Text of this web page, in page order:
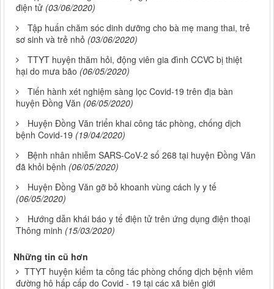
điện tử (03/06/2020)
Tập huấn chăm sóc dinh dưỡng cho bà mẹ mang thai, trẻ
sơ sinh và trẻ nhỏ (03/06/2020)
TTYT huyện thăm hỏi, động viên gia đình CCVC bị thiệt
hại do mưa bão (06/05/2020)
Tiến hành xét nghiệm sàng lọc Covid-19 trên địa bàn
huyện Đồng Văn (06/05/2020)
Huyện Đồng Văn triển khai công tác phòng, chống dịch
bệnh Covid-19 (19/04/2020)
Bệnh nhân nhiễm SARS-CoV-2 số 268 tại huyện Đồng Văn
đã khỏi bệnh (06/05/2020)
Huyện Đồng Văn gỡ bỏ khoanh vùng cách ly y tế
(06/05/2020)
Hướng dẫn khái báo y tế điện tử trên ứng dụng điện thoại
Thông minh (15/03/2020)
Những tin cũ hơn
TTYT huyện kiểm ta công tác phòng chống dịch bệnh viêm
đường hô hấp cấp do Covid - 19 tại các xã biên giới